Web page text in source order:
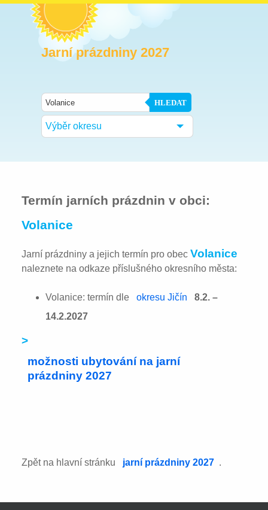
Jarní prázdniny 2027
HLEDAT
Výběr okresu
Termín jarních prázdnin v obci:
Volanice
Jarní prázdniny a jejich termín pro obecVolanice
naleznete na odkaze příslušného okresního města:
Volanice: termín dle okresu Jičín
8.2. –
14.2.2027
>
možnosti ubytování na jarní
prázdniny 2027
Zpět na hlavní stránku jarní prázdniny 2027 .